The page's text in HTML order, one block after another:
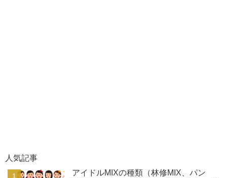
人気記事
アイドルMIXの種類（林修MIX、パン